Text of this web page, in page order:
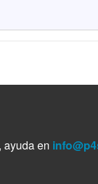
ayuda en